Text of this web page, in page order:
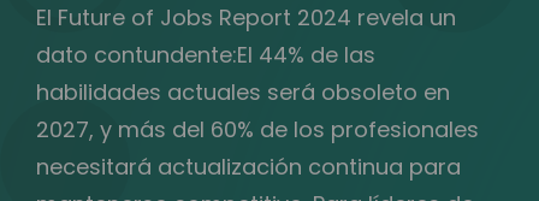
El Future of Jobs Report 2024 revela un
dato contundente:El 44% de las
habilidades actuales será obsoleto en
2027, y más del 60% de los profesionales
necesitará actualización continua para